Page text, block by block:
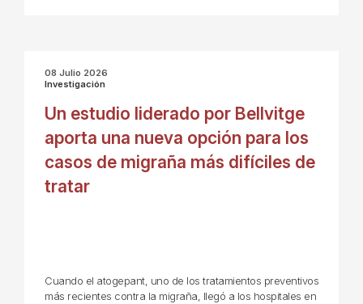
08 Julio 2026
Investigación
Un estudio liderado por Bellvitge
aporta una nueva opción para los
casos de migraña más difíciles de
tratar
Cuando el atogepant, uno de los tratamientos preventivos
más recientes contra la migraña, llegó a los hospitales en